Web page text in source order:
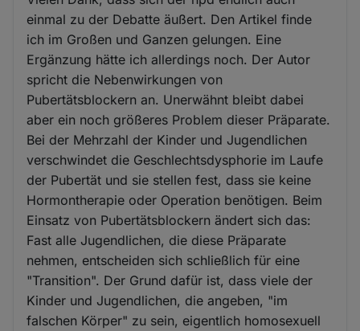
einmal zu der Debatte äußert. Den Artikel finde
ich im Großen und Ganzen gelungen. Eine
Ergänzung hätte ich allerdings noch. Der Autor
spricht die Nebenwirkungen von
Pubertätsblockern an. Unerwähnt bleibt dabei
aber ein noch größeres Problem dieser Präparate.
Bei der Mehrzahl der Kinder und Jugendlichen
verschwindet die Geschlechtsdysphorie im Laufe
der Pubertät und sie stellen fest, dass sie keine
Hormontherapie oder Operation benötigen. Beim
Einsatz von Pubertätsblockern ändert sich das:
Fast alle Jugendlichen, die diese Präparate
nehmen, entscheiden sich schließlich für eine
"Transition". Der Grund dafür ist, dass viele der
Kinder und Jugendlichen, die angeben, "im
falschen Körper" zu sein, eigentlich homosexuell